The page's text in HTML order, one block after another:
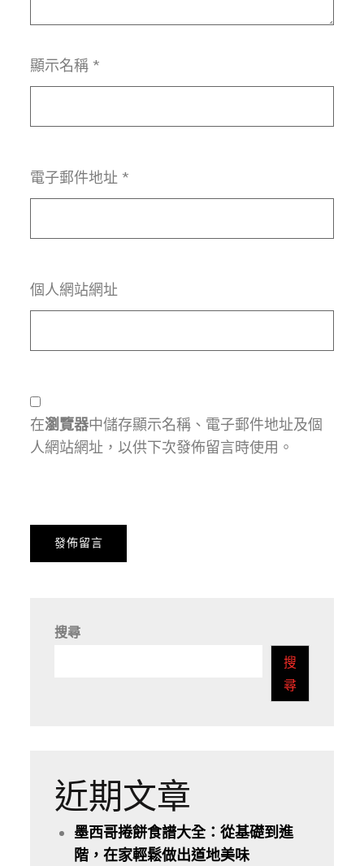
顯示名稱 *
電子郵件地址 *
個人網站網址
在瀏覽器中儲存顯示名稱、電子郵件地址及個
人網站網址，以供下次發佈留言時使用。
搜尋
搜
尋
近期文章
墨西哥捲餅食譜大全：從基礎到進
階，在家輕鬆做出道地美味